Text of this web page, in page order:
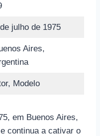
julho de 1975
Aires,
Modelo
em Buenos Aires,
continua a cativar o